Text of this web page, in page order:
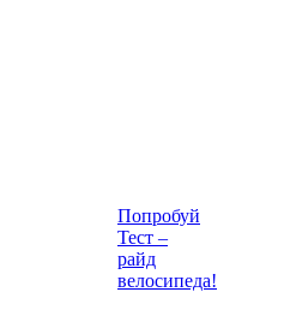
Попробуй
Тест –
райд
велосипеда!